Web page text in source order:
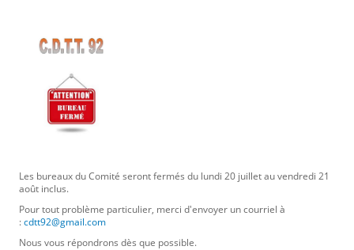
Procès Verbaux
Administratif
Assemblée Générale
Assurance
Les bureaux du Comité seront fermés du lundi 20 juillet au vendredi 21
août inclus.
Pour tout problème particulier, merci d'envoyer un courriel à
:cdtt92@gmail.com
Nous vous répondrons dès que possible.